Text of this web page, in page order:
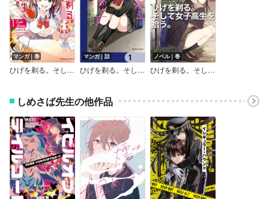
マンガ｜巻
ひげを剃る。そして女子高生を拾う。 Each Stories
マンガ｜話
ひげを剃る。そして女子高生を拾う。【分冊版】
ノベル｜巻
ひげを剃る。そして女子高生を拾う。
しめさば先生の他作品